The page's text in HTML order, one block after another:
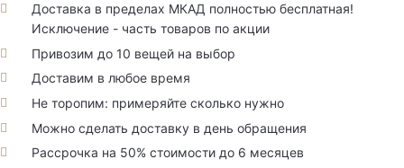
Доставка в пределах МКАД полностью бесплатная!
Исключение - часть товаров по акции
Привозим до 10 вещей на выбор
Доставим в любое время
Не торопим: примеряйте сколько нужно
Можно сделать доставку в день обращения
Рассрочка на 50% стоимости до 6 месяцев